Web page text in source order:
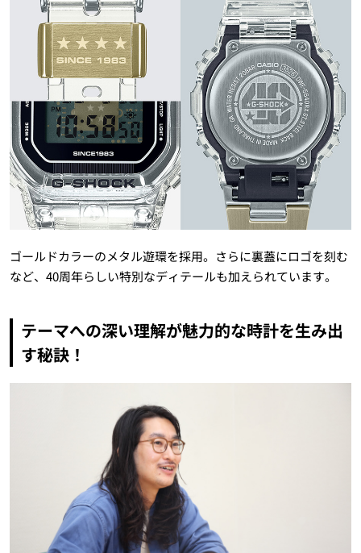
ゴールドカラーのメタル遊環を採用。さらに裏蓋にロゴを刻む
など、40周年らしい特別なディテールも加えられています。
テーマへの深い理解が魅力的な時計を生み出
す秘訣！